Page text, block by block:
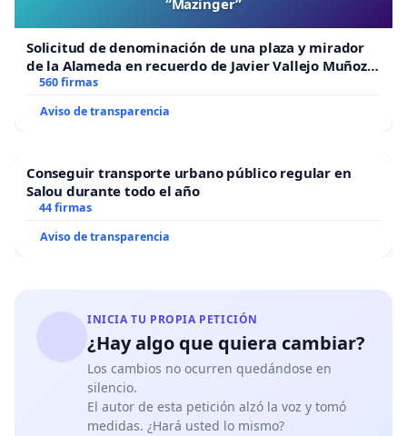
Solicitud de denominación de una plaza y mirador
de la Alameda en recuerdo de Javier Vallejo Muñoz
“Mazinger”
560 firmas
Aviso de transparencia
Conseguir transporte urbano público regular en
Salou durante todo el año
44 firmas
Aviso de transparencia
INICIA TU PROPIA PETICIÓN
¿Hay algo que quiera cambiar?
Los cambios no ocurren quedándose en
silencio.
El autor de esta petición alzó la voz y tomó
medidas. ¿Hará usted lo mismo?